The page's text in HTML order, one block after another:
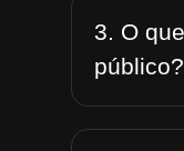
3. O
público?